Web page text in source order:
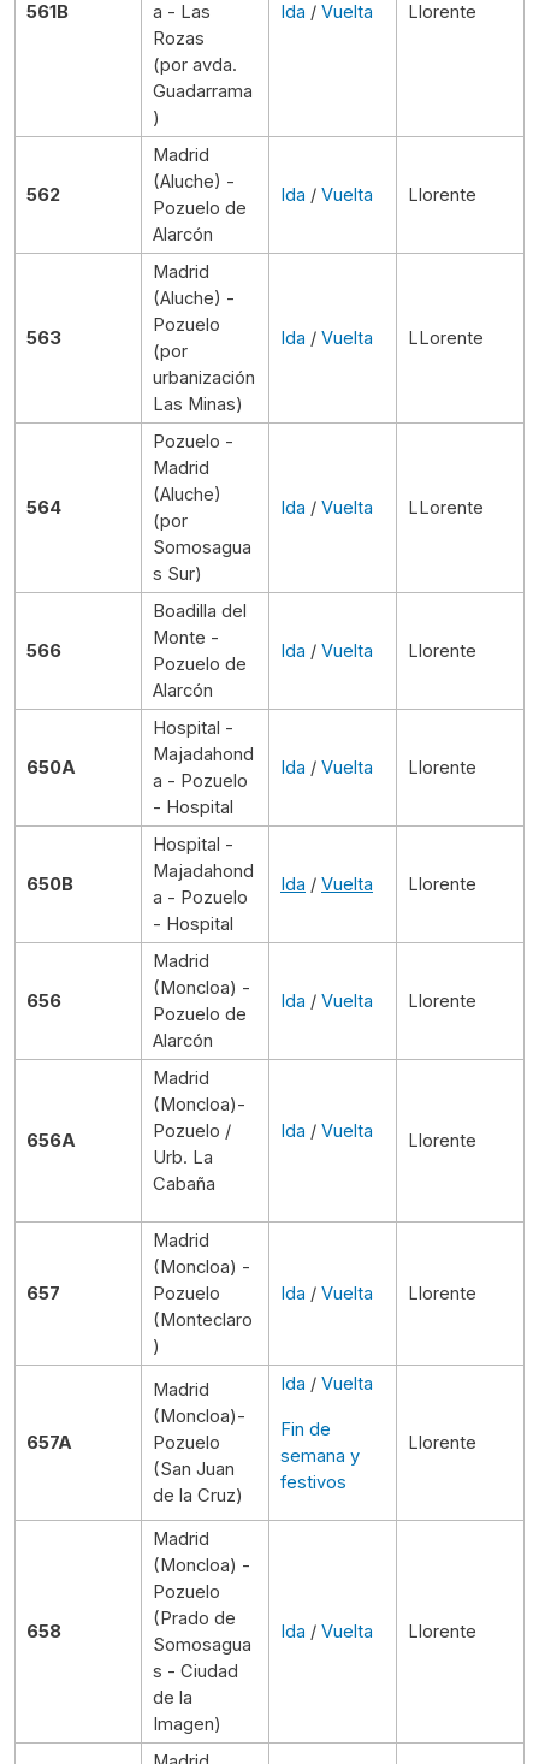
561B
a - Las
Rozas
(por avda.
Guadarrama
)
Ida / Vuelta Llorente
562
Madrid
(Aluche) -
Pozuelo de
Alarcón
Ida / Vuelta Llorente
563
Madrid
(Aluche) -
Pozuelo
(por
urbanización
Las Minas)
Ida / Vuelta LLorente
564
Pozuelo -
Madrid
(Aluche)
(por
Somosagua
s Sur)
Ida / Vuelta LLorente
566
Boadilla del
Monte -
Pozuelo de
Alarcón
Ida / Vuelta Llorente
650A
Hospital -
Majadahond
a - Pozuelo
- Hospital
Ida / Vuelta Llorente
650B
Hospital -
Majadahond
a - Pozuelo
- Hospital
Ida / Vuelta Llorente
656
Madrid
(Moncloa) -
Pozuelo de
Alarcón
Ida / Vuelta Llorente
656A
Madrid
(Moncloa)-
Pozuelo /
Urb. La
Cabaña
Ida / Vuelta Llorente
657
Madrid
(Moncloa) -
Pozuelo
(Monteclaro
)
Ida / Vuelta Llorente
657A
Madrid
(Moncloa)-
Pozuelo
(San Juan
de la Cruz)
Ida / Vuelta
Fin de
semana y
festivos
Llorente
658
Madrid
(Moncloa) -
Pozuelo
(Prado de
Somosagua
s - Ciudad
de la
Imagen)
Ida / Vuelta Llorente